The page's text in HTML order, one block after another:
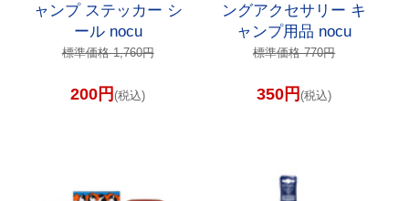
ャンプ ステッカー シ
ール nocu
標準価格 1,760円
200円(税込)
ングアクセサリー キ
ャンプ用品 nocu
標準価格 770円
350円(税込)